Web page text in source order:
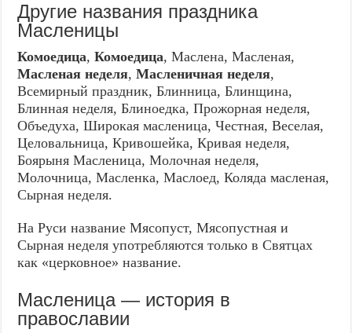
Другие названия праздника
Масленицы
Комоедица,Комоедица, Маслена, Масленая,
Масленая неделя,Масленичная неделя,
Всемирный праздник, Блинница, Блинщина,
Блинная неделя, Блиноедка, Прожорная неделя,
Объедуха, Широкая масленица, Честная, Веселая,
Целовальница, Кривошейка, Кривая неделя,
Боярыня Масленица, Молочная неделя,
Молочница, Масленка, Маслоед, Коляда масленая,
Сырная неделя.
На Руси название Мясопуст, Мясопустная и
Сырная неделя употребляются только в Святцах
как «церковное» название.
Масленица — история в
православии